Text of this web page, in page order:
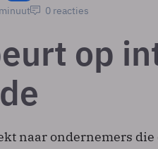
0 reacties
op
naar ondernemers